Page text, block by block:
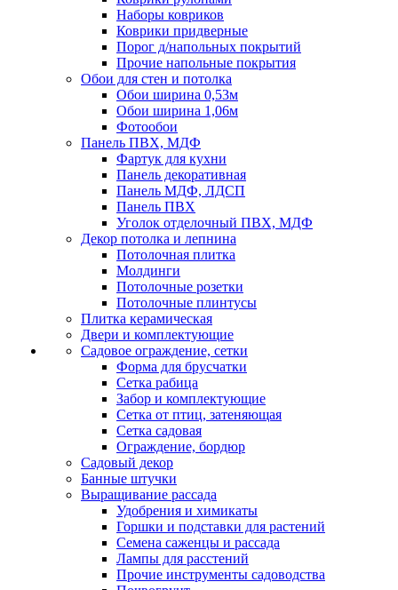
Наборы ковриков
Коврики придверные
Порог д/напольных покрытий
Прочие напольные покрытия
Обои для стен и потолка
Обои ширина 0,53м
Обои ширина 1,06м
Фотообои
Панель ПВХ, МДФ
Фартук для кухни
Панель декоративная
Панель МДФ, ЛДСП
Панель ПВХ
Уголок отделочный ПВХ, МДФ
Декор потолка и лепнина
Потолочная плитка
Молдинги
Потолочные розетки
Потолочные плинтусы
Плитка керамическая
Двери и комплектующие
Садовое ограждение, сетки
Форма для брусчатки
Сетка рабица
Забор и комплектующие
Сетка от птиц, затеняющая
Сетка садовая
Ограждение, бордюр
Садовый декор
Банные штучки
Выращивание рассада
Удобрения и химикаты
Горшки и подставки для растений
Семена саженцы и рассада
Лампы для расстений
Прочие инструменты садоводства